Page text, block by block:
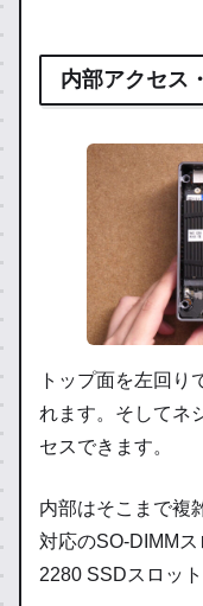
内部アクセス
トップ面を左回り
れます。そしてネ
セスできます。
内部はそこまで複
対応のSO-DIMM
2280 SSDスロッ